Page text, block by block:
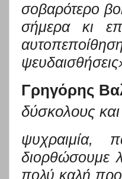
σοβαρότερο
σήμερα κι
αυτοπε
Γρηγόρης
δύσκολους
ψυχραιμία,
διορθώσουμε
πολύ καλή